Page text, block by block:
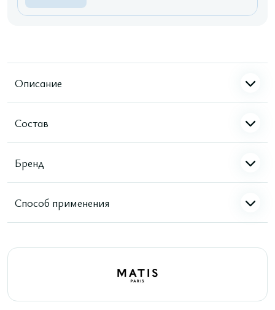
Описание
Состав
Бренд
Способ применения